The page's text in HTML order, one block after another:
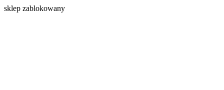
sklep zablokowany